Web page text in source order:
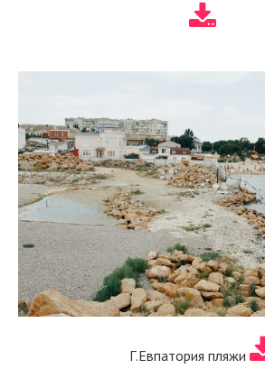
Г.Евпатория пляжи